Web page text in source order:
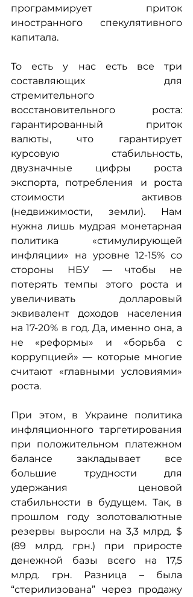
программирует приток
иностранного спекулятивного
капитала.
То есть у нас есть все три
составляющих для
стремительного
восстановительного роста:
гарантированный приток
валюты, что гарантирует
курсовую стабильность,
двузначные цифры роста
экспорта, потребления и роста
стоимости активов
(недвижимости, земли). Нам
нужна лишь мудрая монетарная
политика «стимулирующей
инфляции» на уровне 12-15% со
стороны НБУ — чтобы не
потерять темпы этого роста и
увеличивать долларовый
эквивалент доходов населения
на 17-20% в год. Да, именно она, а
не «реформы» и «борьба с
коррупцией» — которые многие
считают «главными условиями»
роста.
При этом, в Украине политика
инфляционного таргетирования
при положительном платежном
балансе закладывает все
большие трудности для
удержания ценовой
стабильности в будущем. Так, в
прошлом году золотовалютные
резервы выросли на 3,3 млрд. $
(89 млрд. грн.) при приросте
денежной базы всего на 17,5
млрд. грн. Разница – была
“стерилизована” через продажу